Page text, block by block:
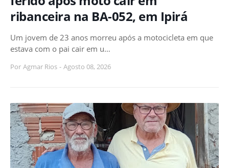
ribanceira na BA-052, em Ipirá
Um jovem de 23 anos morreu após a motocicleta em que
estava com o pai cair em u…
Por Agmar Rios - Agosto 08, 2026